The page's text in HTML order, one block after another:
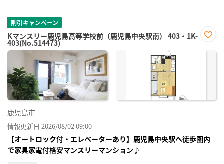
割引キャンペーン
Kマンスリー鹿児島高等学校前（鹿児島中央駅南） 403・1K-
403(No.514473)
に入
鹿児島市
情報更新日 2026/08/02 09:00
【オートロック付・エレベーターあり】鹿児島中央駅へ徒歩圏内
で家具家電付格安マンスリーマンション♪